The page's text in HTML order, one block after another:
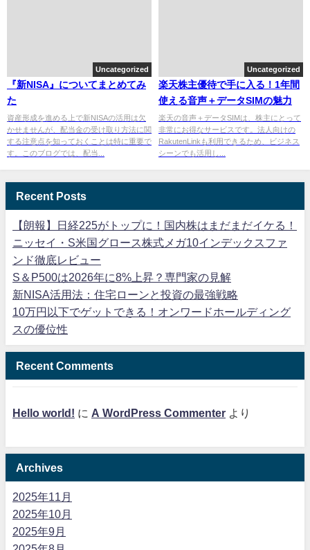
Uncategorized
『新NISA』についてまとめてみ
た
資産形成を進める上で新NISAの活用は欠
かせませんが、配当金の受け取り方法に関
する注意点を知っておくことは特に重要で
す。このブログでは、配当...
Uncategorized
楽天株主優待で手に入る！1年間
使える音声＋データSIMの魅力
楽天の音声＋データSIMは、株主にとって
非常にお得なサービスです。法人向けの
RakutenLinkも利用できるため、ビジネス
シーンでも活用し...
Recent Posts
【朗報】日経225がトップに！国内株はまだまだイケる！
ニッセイ・S米国グロース株式メガ10インデックスファ
ンド徹底レビュー
S＆P500は2026年に8%上昇？専門家の見解
新NISA活用法：住宅ローンと投資の最強戦略
10万円以下でゲットできる！オンワードホールディング
スの優位性
Recent Comments
Hello world! に A WordPress Commenter より
Archives
2025年11月
2025年10月
2025年9月